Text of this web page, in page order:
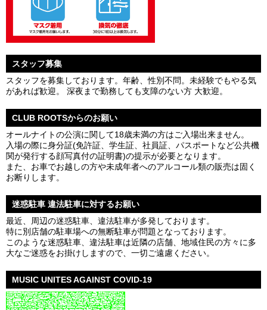
スタッフ募集
スタッフを募集しております。年齢、性別不問。未経験でもやる気
があれば歓迎。 深夜まで勤務しても支障のない方 大歓迎。
CLUB ROOTSからのお願い
オールナイトの公演に関して18歳未満の方はご入場出来ません。
入場の際に身分証(免許証、学生証、社員証、パスポートなど公共機
関が発行する顔写真付の証明書)の提示が必要となります。
また、お車でお越しの方や未成年者へのアルコール類の販売は固く
お断りします。
迷惑駐車 違法駐車に対するお願い
最近、周辺の迷惑駐車、違法駐車が多発しております。
特に別店舗の駐車場への無断駐車が問題となっております。
このような迷惑駐車、違法駐車は近隣の店舗、地域住民の方々に多
大なご迷惑をお掛けしますので、一切ご遠慮ください。
MUSIC UNITES AGAINST COVID-19